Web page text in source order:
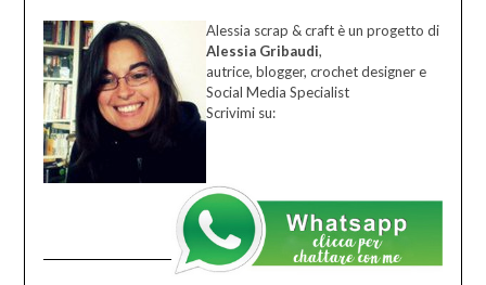
Alessia scrap & craft è un progetto di
Alessia Gribaudi,
autrice, blogger, crochet designer e
Social Media Specialist
Scrivimi su: